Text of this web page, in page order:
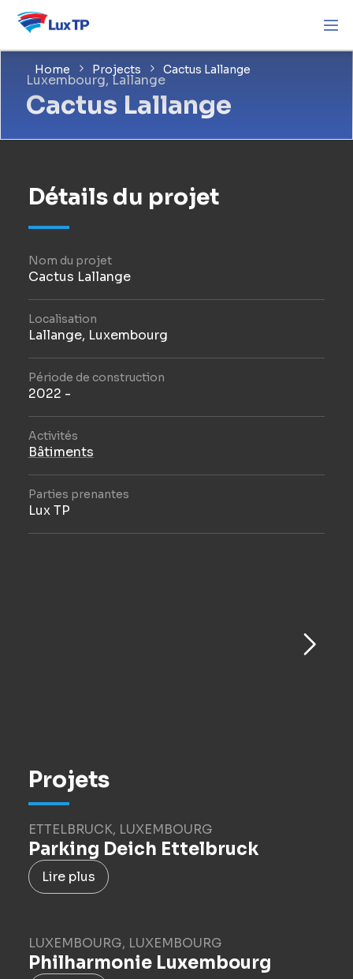
Home Projects Cactus Lallange
Luxembourg, Lallange
Cactus Lallange
Détails du projet
Nom du projet
Cactus Lallange
Localisation
Lallange, Luxembourg
Période de construction
2022 -
Activités
Bâtiments
Parties prenantes
Lux TP
Projets
ETTELBRUCK, LUXEMBOURG
Parking Deich Ettelbruck
Lire plus
LUXEMBOURG, LUXEMBOURG
Philharmonie Luxembourg